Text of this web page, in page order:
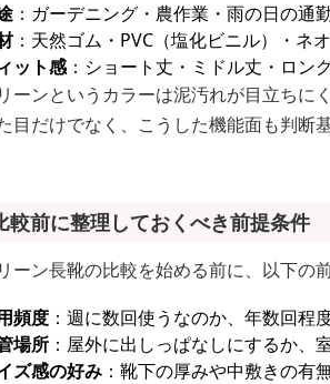
：ガーデニング・農作業・雨の日の
：天然ゴム・PVC（塩化ビニル）・ネ
ット感：ショート丈・ミドル丈・ロン
ーンというカラーは泥汚れが目立ちに
目だけでなく、こうした機能面も判断
較前に整理しておくべき前提条件
ーン長靴の比較を始める前に、以下の
頻度 ：週に数回使うなのか、年数回程
場所 ：屋外に出しっぱなしにするか、
ズ感の好み ：靴下の厚みや中敷きの有